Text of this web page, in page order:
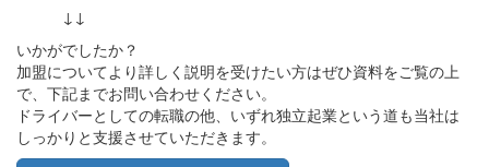
↓↓
いかがでしたか？
加盟についてより詳しく説明を受けたい方はぜひ資料をご覧の上
で、下記までお問い合わせください。
ドライバーとしての転職の他、いずれ独立起業という道も当社は
しっかりと支援させていただきます。